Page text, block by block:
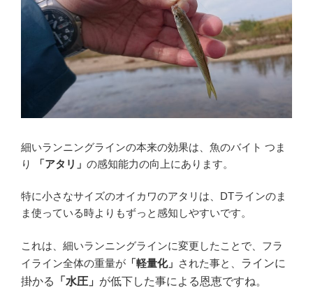
細いランニングラインの本来の効果は、魚のバイト つま
り
「アタリ」 の感知能力の向上にあります。
特に小さなサイズのオイカワのアタリは、DTラインのま
ま使っている時よりもずっと感知しやすいです。
これは、細いランニングラインに変更したことで、フラ
イライン全体の重量が 「軽量化」 された事と、 ラインに
掛かる
「水圧」 が低下した事による恩恵ですね。